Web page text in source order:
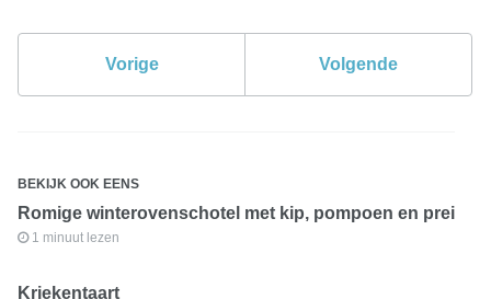
Vorige Volgende
BEKIJK OOK EENS
Romige winterovenschotel met kip, pompoen en prei
1 minuut lezen
Kriekentaart